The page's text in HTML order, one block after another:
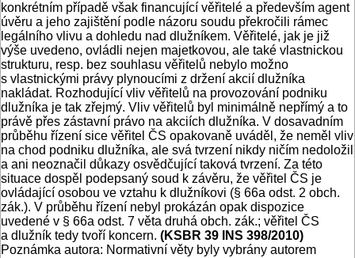
konkrétním případě však financující věřitelé a především agent
úvěru a jeho zajištění podle názoru soudu překročili rámec
legálního vlivu a dohledu nad dlužníkem. Věřitelé, jak je již
výše uvedeno, ovládli nejen majetkovou, ale také vlastnickou
strukturu, resp. bez souhlasu věřitelů nebylo možno
s vlastnickými právy plynoucími z držení akcií dlužníka
nakládat. Rozhodující vliv věřitelů na provozování podniku
dlužníka je tak zřejmý. Vliv věřitelů byl minimálně nepřímý a to
právě přes zástavní právo na akciích dlužníka. V dosavadním
průběhu řízení sice věřitel ČS opakovaně uváděl, že neměl vliv
na chod podniku dlužníka, ale svá tvrzení nikdy ničím nedoložil
a ani neoznačil důkazy osvědčující taková tvrzení. Za této
situace dospěl podepsaný soud k závěru, že věřitel ČS je
ovládající osobou ve vztahu k dlužníkovi (§ 66a odst. 2 obch.
zák.). V průběhu řízení nebyl prokázán opak dispozice
uvedené v § 66a odst. 7 věta druhá obch. zák.; věřitel ČS
a dlužník tedy tvoří koncern. (KSBR 39 INS 398/2010)
Poznámka autora: Normativní věty byly vybrány autorem